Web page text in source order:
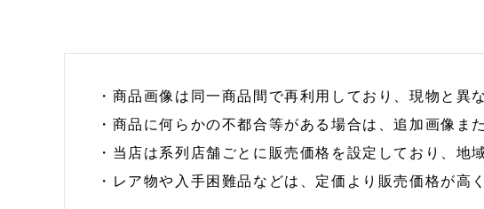
・商品画像は同一商品間で再利用しており、現物と異
・商品に何らかの不都合等がある場合は、追加画像ま
・当店は系列店舗ごとに販売価格を設定しており、地
・レア物や入手困難品などは、定価より販売価格が高